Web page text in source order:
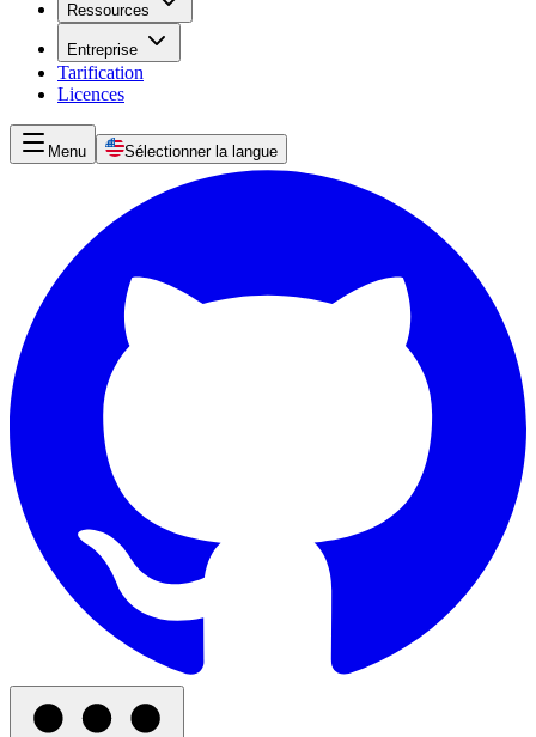
Ressources
Entreprise
Tarification
Licences
Menu Sélectionner la langue